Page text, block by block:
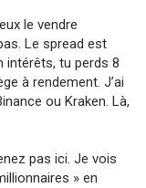
le vendre
Le spread est
intérêts, tu perds 8
à rendement. J’ai
ou Kraken. Là,
pas ici. Je vois
» en